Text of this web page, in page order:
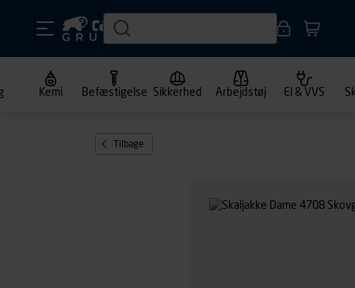
Kemi Befæstigelse Sikkerhed Arbejdstøj El & VVS
Tilbage